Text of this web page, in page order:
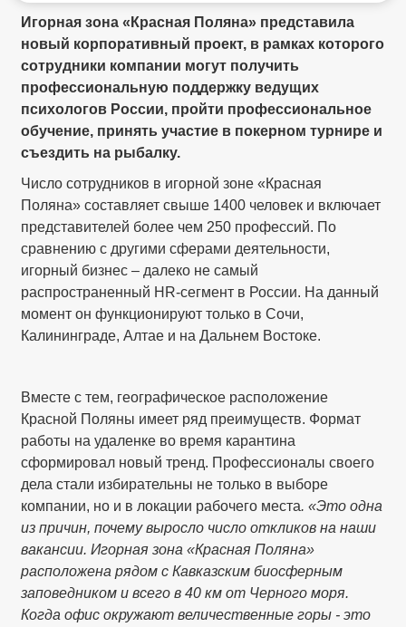
Игорная зона «Красная Поляна» представила
новый корпоративный проект, в рамках которого
сотрудники компании могут получить
профессиональную поддержку ведущих
психологов России, пройти профессиональное
обучение, принять участие в покерном турнире и
съездить на рыбалку.
Число сотрудников в игорной зоне «Красная
Поляна» составляет свыше 1400 человек и включает
представителей более чем 250 профессий. По
сравнению с другими сферами деятельности,
игорный бизнес – далеко не самый
распространенный HR-сегмент в России. На данный
момент он функционируют только в Сочи,
Калининграде, Алтае и на Дальнем Востоке.
Вместе с тем, географическое расположение
Красной Поляны имеет ряд преимуществ. Формат
работы на удаленке во время карантина
сформировал новый тренд. Профессионалы своего
дела стали избирательны не только в выборе
компании, но и в локации рабочего места. «Это одна
из причин, почему выросло число откликов на наши
вакансии. Игорная зона «Красная Поляна»
расположена рядом с Кавказским биосферным
заповедником и всего в 40 км от Черного моря.
Когда офис окружают величественные горы - это